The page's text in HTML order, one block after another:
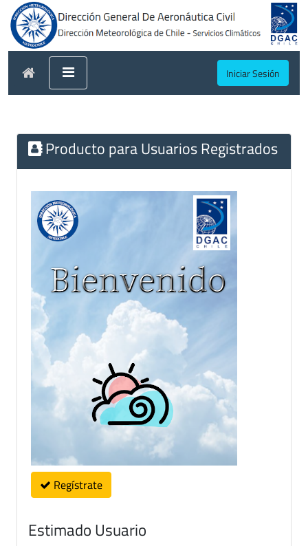
Iniciar Sesión
Producto para Usuarios Registrados
Regístrate
Estimado Usuario